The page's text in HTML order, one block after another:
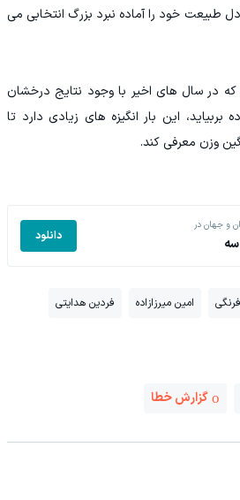
طبیعت خود را آماده نبرد بزرگ انتخابی می
در سال های اخیر با وجود نتایج درخشان
بربیاید، این بار انگیزه های زیادی دارد تا
وزن معرفی کند.
و جهان در
دانلود
امین میرزازاده فردین هدایتی
گزارش خطا